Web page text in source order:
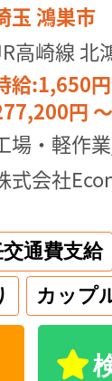
玉 鴻巣市
高崎線 北
給:1,650
円
場・軽作
式会社
通費支給
カップ